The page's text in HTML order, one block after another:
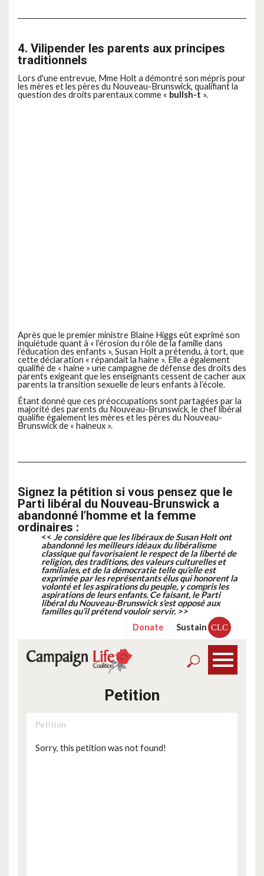
4. Vilipender les parents aux principes
traditionnels
Lors d'une entrevue, Mme Holt a démontré son mépris pour
les mères et les pères du Nouveau-Brunswick, qualifiant la
question des droits parentaux comme « bullsh-t ».
Après que le premier ministre Blaine Higgs eût exprimé son
inquiétude quant à « l’érosion du rôle de la famille dans
l’éducation des enfants », Susan Holt a prétendu, à tort, que
cette déclaration « répandait la haine ». Elle a également
qualifié de « haine » une campagne de défense des droits des
parents exigeant que les enseignants cessent de cacher aux
parents la transition sexuelle de leurs enfants à l’école.
Étant donné que ces préoccupations sont partagées par la
majorité des parents du Nouveau-Brunswick, le chef libéral
qualifie également les mères et les pères du Nouveau-
Brunswick de « haineux ».
Signez la pétition si vous pensez que le
Parti libéral du Nouveau-Brunswick a
abandonné l’homme et la femme
ordinaires :
<< Je considère que les libéraux de Susan Holt ont
abandonné les meilleurs idéaux du libéralisme
classique qui favorisaient le respect de la liberté de
religion, des traditions, des valeurs culturelles et
familiales, et de la démocratie telle qu’elle est
exprimée par les représentants élus qui honorent la
volonté et les aspirations du peuple, y compris les
aspirations de leurs enfants. Ce faisant, le Parti
libéral du Nouveau-Brunswick s’est opposé aux
familles qu’il prétend vouloir servir. >>